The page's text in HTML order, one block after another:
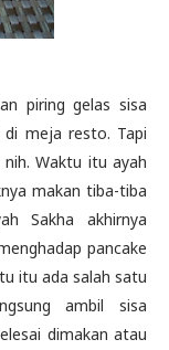
piring gelas sisa
di meja resto. Tapi
Waktu itu ayah
makan tiba-tiba
Sakha akhirnya
pancake
itu ada salah satu
ambil sisa
dimakan atau